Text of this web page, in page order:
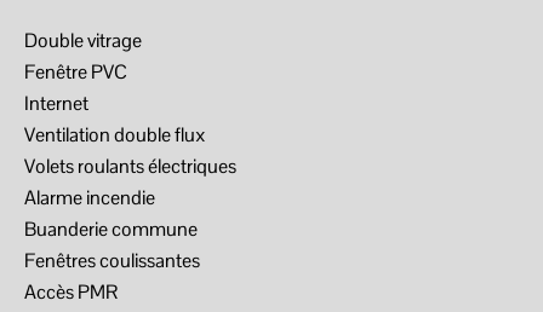
Double vitrage
Fenêtre PVC
Internet
Ventilation double flux
Volets roulants électriques
Alarme incendie
Buanderie commune
Fenêtres coulissantes
Accès PMR